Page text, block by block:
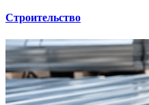
Строительство